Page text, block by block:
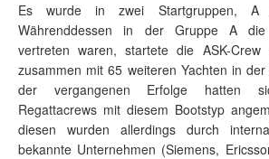
Es wurde in zwei Startgruppen, A
Währenddessen in der Gruppe A die
vertreten waren, startete die ASK-
zusammen mit 65 weiteren Yachten in
der vergangenen Erfolge hatten
Regattacrews mit diesem Bootstyp
diesen wurden allerdings durch
bekannte Unternehmen (Siemens,